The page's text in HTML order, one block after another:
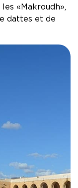
« Makroudh »,
dattes et de